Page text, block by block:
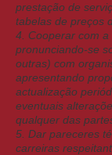
prestação de
tabelas de preços
4. Cooperar com a
pronunciando-se
outras) com
apresentando
actualização
eventuais
qualquer das
5. Dar pareceres
carreiras